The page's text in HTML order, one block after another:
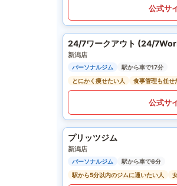
公式サ
24/7ワークアウト (24/
新潟店
パーソナルジム
駅から車で17分
とにかく痩せたい人
食事管理も任せ
公式サ
プリッツジム
新潟店
パーソナルジム
駅から車で6分
駅から5分以内のジムに通いたい人